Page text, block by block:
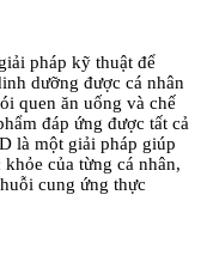
pháp kỹ thuật để
dưỡng được cá nhân
quen ăn uống và chế
đáp ứng được tất cả
là một giải pháp giúp
của từng cá nhân,
cung ứng thực